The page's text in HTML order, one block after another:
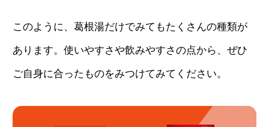
このように、葛根湯だけでみてもたくさんの種類が
あります。使いやすさや飲みやすさの点から、ぜひ
ご自身に合ったものをみつけてみてください。